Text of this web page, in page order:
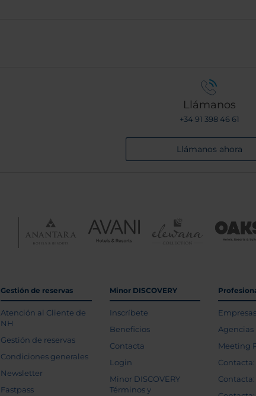
Llámanos
+34 91 398 46 61
Llámanos ahora
Gestión de reservas
Atención al Cliente de
NH
Gestión de reservas
Condiciones generales
Newsletter
Fastpass
Minor DISCOVERY
Inscríbete
Beneficios
Contacta
Login
Minor DISCOVERY
Términos y
Empresas
Agencias
Meeting